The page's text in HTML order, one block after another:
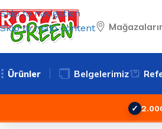
Skip to navigation
Skip to main content
Ürünler Belgelerimiz
✓